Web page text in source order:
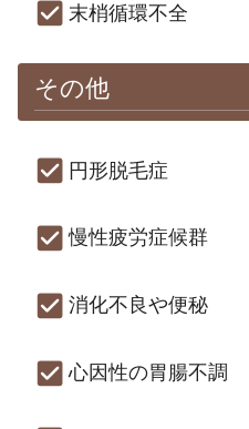
末梢循環不全
その他
円形脱毛症
慢性疲労症候群
消化不良や便秘
心因性の胃腸不調